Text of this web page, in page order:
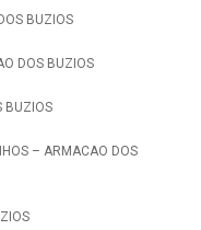
BUZIOS
DOS BUZIOS
BUZIOS
– ARMACAO DOS